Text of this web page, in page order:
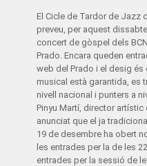
El Cicle de Tardor de Jazz
preveu, per aquest
concert de gòspel dels
Prado. Encara queden
web del Prado i el desig
musical està garantida, es
nivell nacional i punters a
Pinyu Martí, director artístic
anunciat que el ja
19 de desembre ha obert
les entrades per la de les
entrades per la sessió de